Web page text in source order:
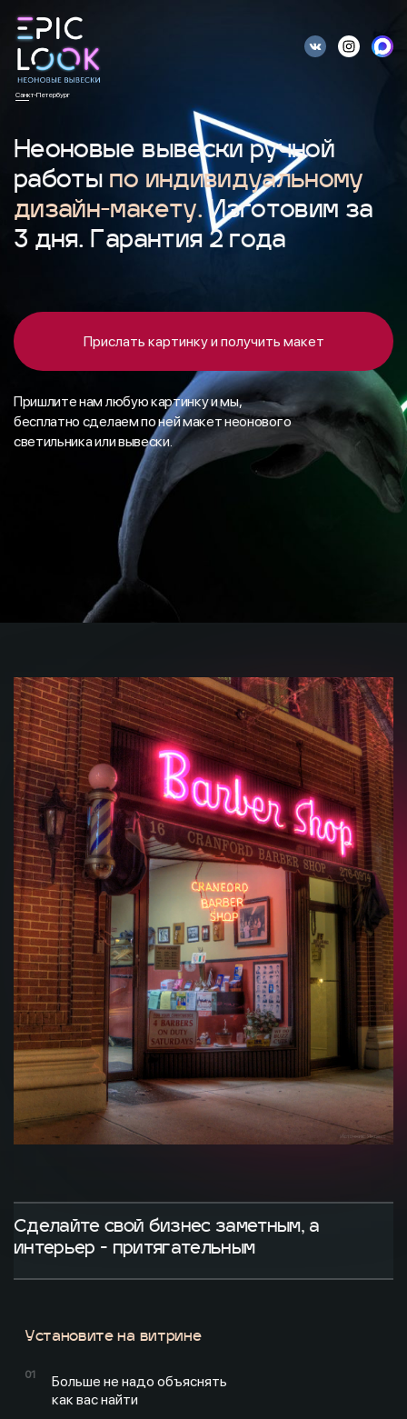
Санкт-Петербург
Неоновые вывески ручной
работы по индивидуальному
дизайн-макету.Изготовим за
3 дня. Гарантия 2 года
Прислать картинку и получить макет
Пришлите нам любую картинку и мы,
бесплатно сделаем по ней макет неонового
светильника или вывески.
Сделайте свой бизнес заметным, а
интерьер - притягательным
Установите на витрине
Больше не надо объяснять
как вас найти